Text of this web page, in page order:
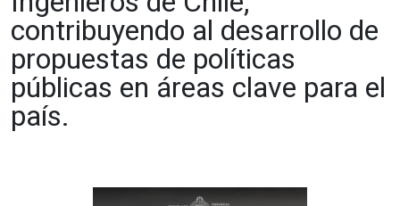
contribuyendo al desarrollo de
propuestas de políticas
públicas en áreas clave para el
país.